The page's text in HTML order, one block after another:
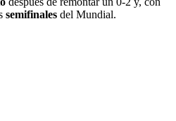
semifinales del Mundial.